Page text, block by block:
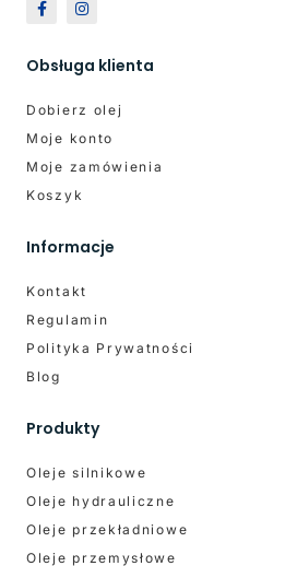
Obsługa klienta
Dobierz olej
Moje konto
Moje zamówienia
Koszyk
Informacje
Kontakt
Regulamin
Polityka Prywatności
Blog
Produkty
Oleje silnikowe
Oleje hydrauliczne
Oleje przekładniowe
Oleje przemysłowe